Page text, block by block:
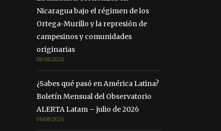
Nicaragua bajo el régimen de los
Ortega-Murillo y la represión de
campesinos y comunidades
originarias
08/08/2026
¿Sabes qué pasó en América Latina?
Boletín Mensual del Observatorio
ALERTA Latam – julio de 2026
06/08/2026